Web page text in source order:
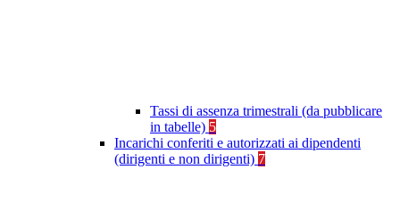
Tassi di assenza trimestrali (da pubblicare
in tabelle) 5
Incarichi conferiti e autorizzati ai dipendenti
(dirigenti e non dirigenti) 7